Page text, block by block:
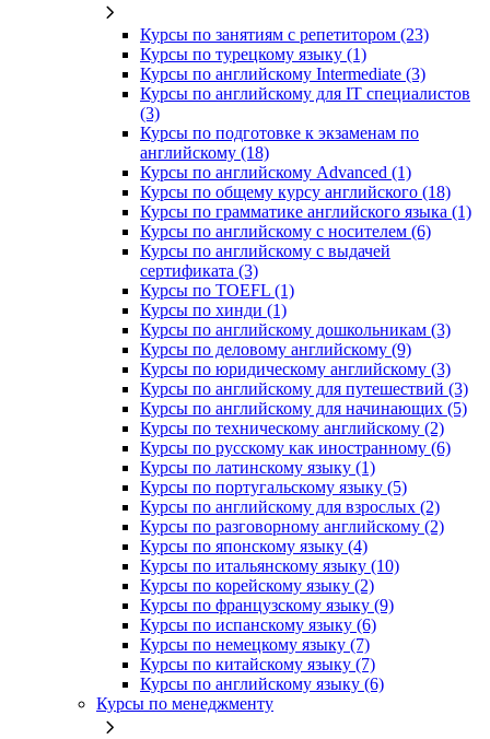
Курсы по занятиям с репетитором (23)
Курсы по турецкому языку (1)
Курсы по английскому Intermediate (3)
Курсы по английскому для IT специалистов
(3)
Курсы по подготовке к экзаменам по
английскому (18)
Курсы по английскому Advanced (1)
Курсы по общему курсу английского (18)
Курсы по грамматике английского языка (1)
Курсы по английскому с носителем (6)
Курсы по английскому с выдачей
сертификата (3)
Курсы по TOEFL (1)
Курсы по хинди (1)
Курсы по английскому дошкольникам (3)
Курсы по деловому английскому (9)
Курсы по юридическому английскому (3)
Курсы по английскому для путешествий (3)
Курсы по английскому для начинающих (5)
Курсы по техническому английскому (2)
Курсы по русскому как иностранному (6)
Курсы по латинскому языку (1)
Курсы по португальскому языку (5)
Курсы по английскому для взрослых (2)
Курсы по разговорному английскому (2)
Курсы по японскому языку (4)
Курсы по итальянскому языку (10)
Курсы по корейскому языку (2)
Курсы по французскому языку (9)
Курсы по испанскому языку (6)
Курсы по немецкому языку (7)
Курсы по китайскому языку (7)
Курсы по английскому языку (6)
Курсы по менеджменту